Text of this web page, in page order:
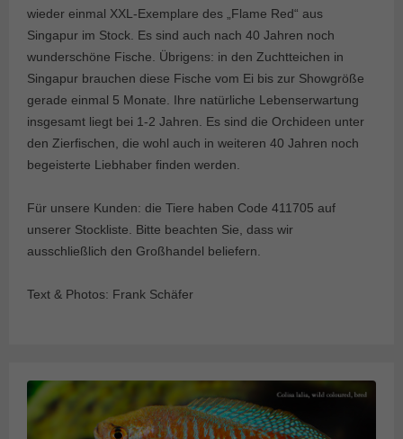
wieder einmal XXL-Exemplare des „Flame Red“ aus
Singapur im Stock. Es sind auch nach 40 Jahren noch
wunderschöne Fische. Übrigens: in den Zuchtteichen in
Singapur brauchen diese Fische vom Ei bis zur Showgröße
gerade einmal 5 Monate. Ihre natürliche Lebenserwartung
insgesamt liegt bei 1-2 Jahren. Es sind die Orchideen unter
den Zierfischen, die wohl auch in weiteren 40 Jahren noch
begeisterte Liebhaber finden werden.
Für unsere Kunden: die Tiere haben Code 411705 auf
unserer Stockliste. Bitte beachten Sie, dass wir
ausschließlich den Großhandel beliefern.
Text & Photos: Frank Schäfer